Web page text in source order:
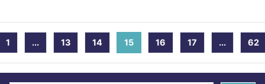
1 ... 13 14 15 (current)
16 17 ... 62